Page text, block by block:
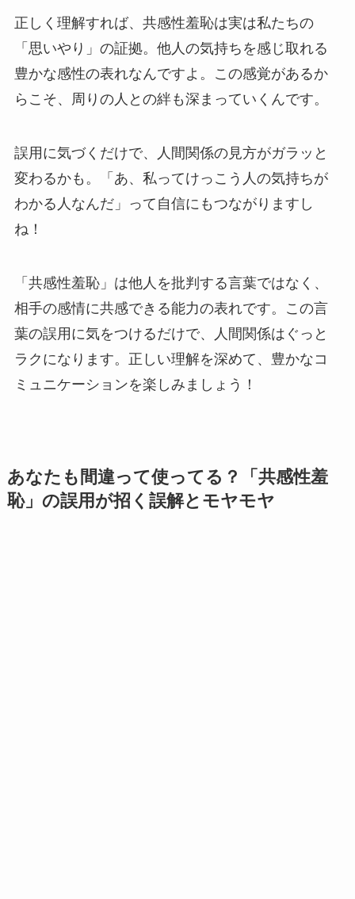
正しく理解すれば、共感性羞恥は実は私たちの
「思いやり」の証拠。他人の気持ちを感じ取れる
豊かな感性の表れなんですよ。この感覚があるか
らこそ、周りの人との絆も深まっていくんです。
誤用に気づくだけで、人間関係の見方がガラッと
変わるかも。「あ、私ってけっこう人の気持ちが
わかる人なんだ」って自信にもつながりますし
ね！
「共感性羞恥」は他人を批判する言葉ではなく、
相手の感情に共感できる能力の表れです。この言
葉の誤用に気をつけるだけで、人間関係はぐっと
ラクになります。正しい理解を深めて、豊かなコ
ミュニケーションを楽しみましょう！
あなたも間違って使ってる？「共感性羞
恥」の誤用が招く誤解とモヤモヤ